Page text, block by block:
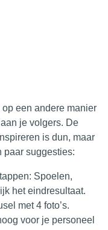
op een andere manier
je volgers. De
is dun, maar
paar suggesties:
Spoelen,
het eindresultaat.
met 4 foto’s.
voor je personeel